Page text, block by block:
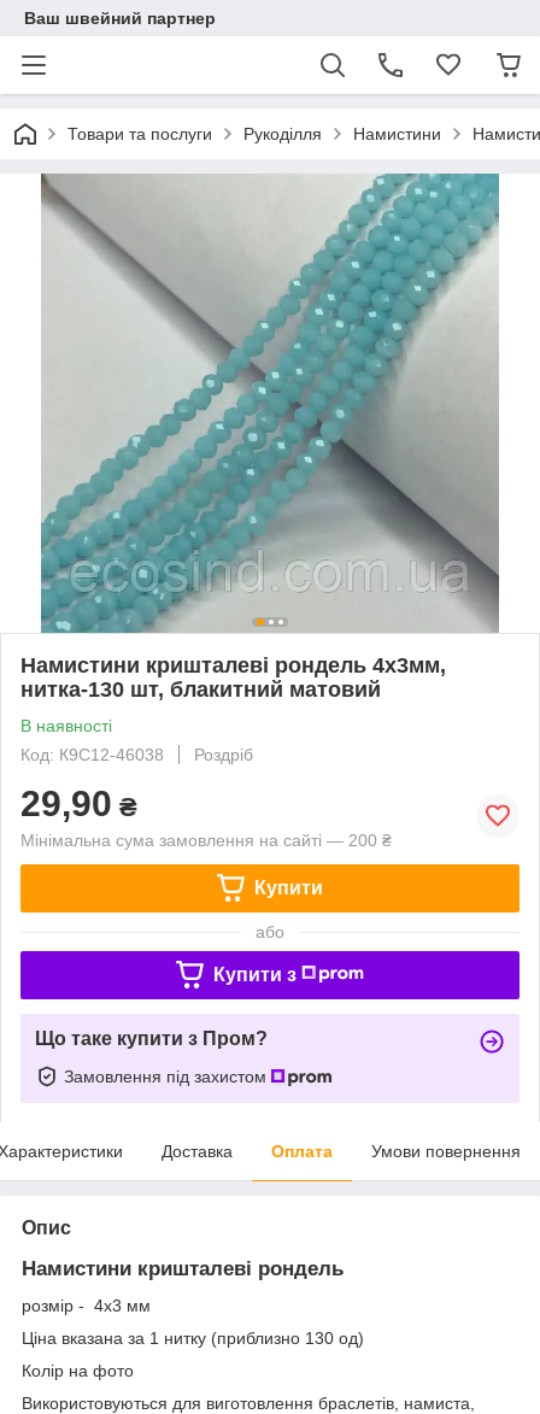
Ваш швейний партнер
Товари та послуги Рукоділля Намистини
Намистини кришталеві рондель 4х3мм,
нитка-130 шт, блакитний матовий
В наявності
Код: К9С12-46038
Роздріб
29,90 ₴
Мінімальна сума замовлення на сайті — 200 ₴
Купити
або
Купити з
Що таке купити з Пром?
Замовлення під захистом
Доставка Оплата Умови повернення
Опис
Намистини кришталеві рондель
розмір - 4х3 мм
Ціна вказана за 1 нитку (приблизно 130 од)
Колір на фото
Використовуються для виготовлення браслетів, намиста,